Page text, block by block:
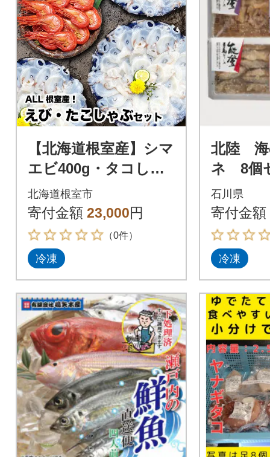
【北海道根室産】シマ
エビ400g・タコしゃ
ぶ250g×4Pセット B-2
4019
北海道根室市
寄付金額 23,000円
（0件）
冷凍
北陸 海
ネ 8個
じ・能
こ・ほ
ネ)
石川県
寄付金額
冷凍